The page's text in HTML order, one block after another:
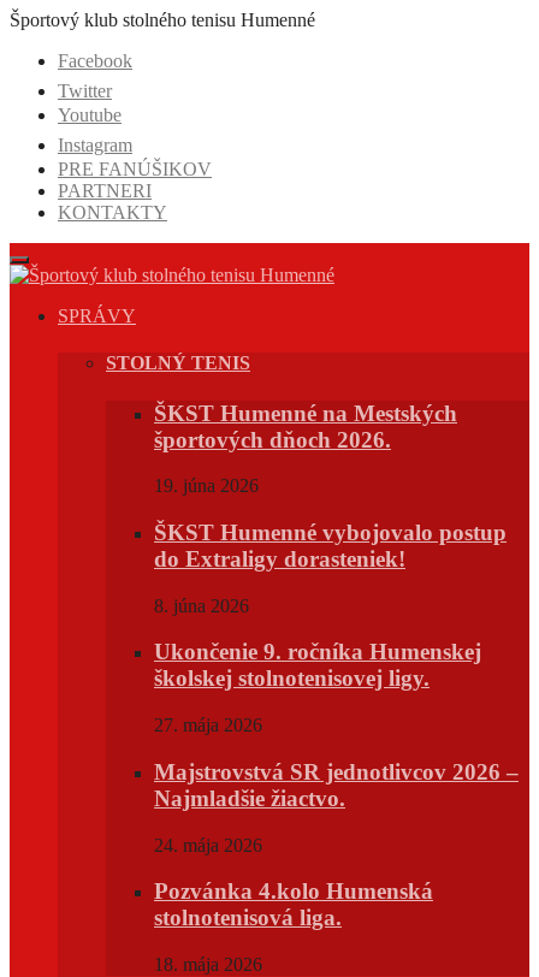
Prejsť
obsah
Športový klub stolného tenisu Humenné
Facebook
Twitter
Youtube
Instagram
PRE FANÚŠIKOV
PARTNERI
KONTAKTY
SPRÁVY
STOLNÝ TENIS
ŠKST Humenné na Mestských
športových dňoch 2026.
19. júna 2026
ŠKST Humenné vybojovalo postup
do Extraligy dorasteniek!
8. júna 2026
Ukončenie 9. ročníka Humenskej
školskej stolnotenisovej ligy.
27. mája 2026
Majstrovstvá SR jednotlivcov 2026 –
Najmladšie žiactvo.
24. mája 2026
Pozvánka 4.kolo Humenská
stolnotenisová liga.
18. mája 2026